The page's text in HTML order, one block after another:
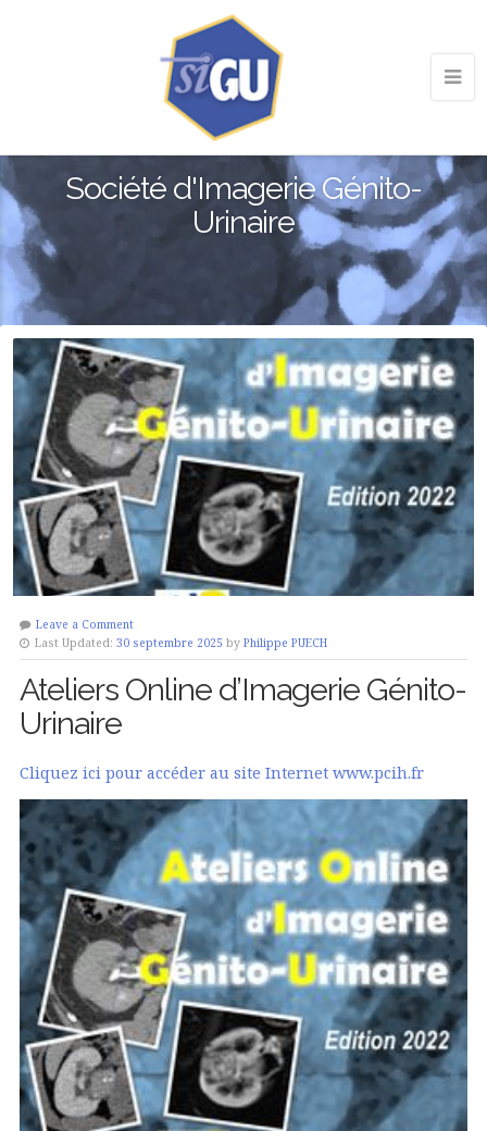
Société d'Imagerie Génito-
Urinaire
Leave a Comment
Last Updated: 30 septembre 2025 by Philippe PUECH
Ateliers Online d’Imagerie Génito-
Urinaire
Cliquez ici pour accéder au site Internet www.pcih.fr